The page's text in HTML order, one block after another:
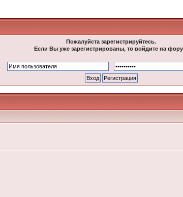
Пожалуйста зарегистрируйтесь.
Если Вы уже зарегистрированы, то войдите на